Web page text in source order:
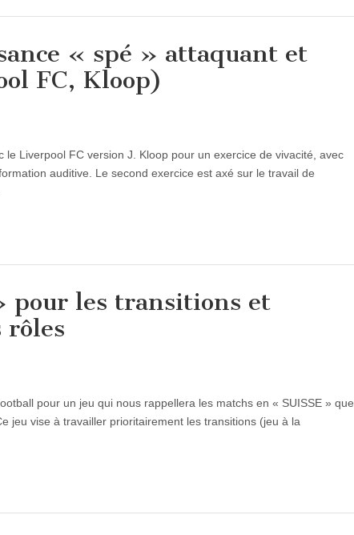
« spé » attaquant et
FC, Kloop)
le Liverpool FC version J. Kloop pour un exercice de vivacité, avec
auditive. Le second exercice est axé sur le travail de
pour les transitions et
pour un jeu qui nous rappellera les matchs en « SUISSE » que
jeu vise à travailler prioritairement les transitions (jeu à la